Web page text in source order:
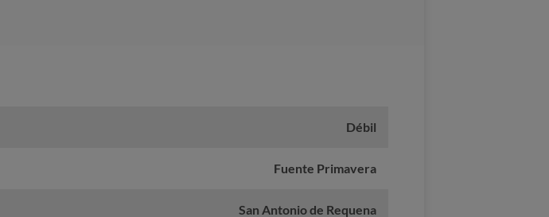
Débil
Fuente Primavera
San Antonio de Requena